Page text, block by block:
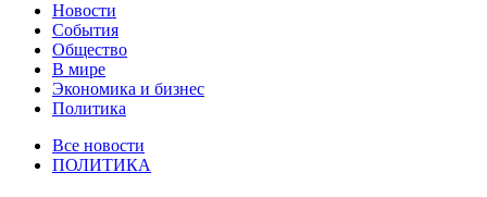
Новости
События
Общество
В мире
Экономика и бизнес
Политика
Все новости
ПОЛИТИКА